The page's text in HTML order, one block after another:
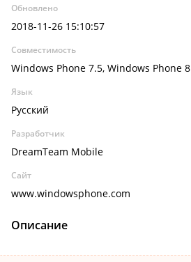
Обновлено
2018-11-26 15:10:57
Совместимость
Windows Phone 7.5, Windows Phone 8
Язык
Русский
Разработчик
DreamTeam Mobile
Сайт
www.windowsphone.com
Описание